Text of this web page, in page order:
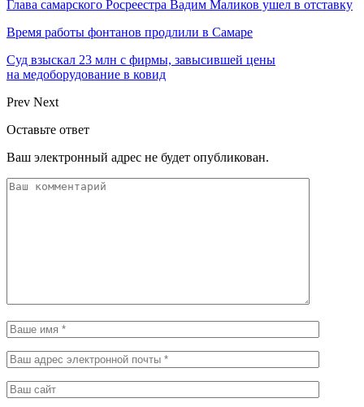
Глава самарского Росреестра Вадим Маликов ушел в отставку
Время работы фонтанов продлили в Самаре
Суд взыскал 23 млн с фирмы, завысившей цены
на медоборудование в ковид
Prev Next
Оставьте ответ
Ваш электронный адрес не будет опубликован.